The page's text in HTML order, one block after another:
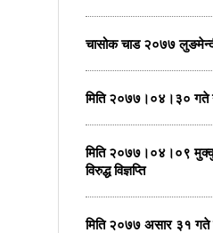
चासोक चाड २०७७
मिति २०७७।०४।३० गते
मिति २०७७।०४।०९
विरुद्ध विज्ञप्ति
मिति २०७७ असार ३१ गते